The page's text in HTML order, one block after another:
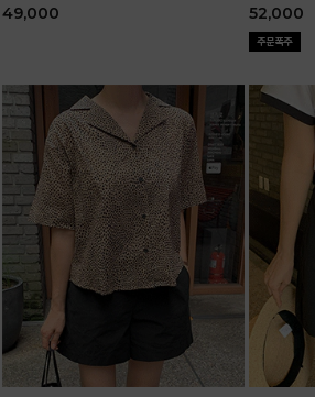
49,000 52,000